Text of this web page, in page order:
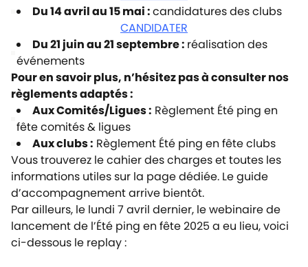
Du 14 avril au 15 mai :candidatures des clubs
CANDIDATER
Du 21 juin au 21 septembre : réalisation des
événements
Pour en savoir plus, n’hésitez pas à consulter nos
règlements adaptés :
Aux Comités/Ligues : Règlement Été ping en
fête comités & ligues
Aux clubs : Règlement Été ping en fête clubs
Vous trouverez le cahier des chargeset toutes les
informations utiles sur la page dédiée. Le guide
d’accompagnement arrive bientôt.
Par ailleurs, le lundi 7 avril dernier, le webinaire de
lancement de l’Été ping en fête 2025 a eu lieu, voici
ci-dessous le replay :